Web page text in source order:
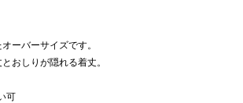
ーバーサイズです。
おしりが隠れる着丈。
可